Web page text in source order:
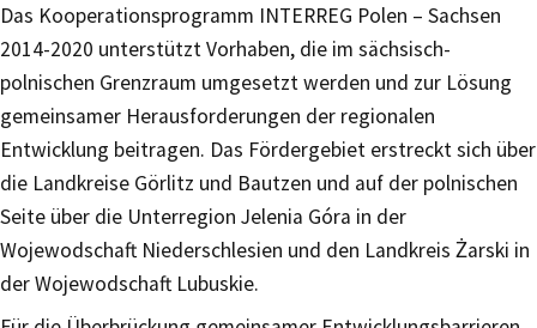
Das Kooperationsprogramm INTERREG Polen – Sachsen
2014-2020 unterstützt Vorhaben, die im sächsisch-
polnischen Grenzraum umgesetzt werden und zur Lösung
gemeinsamer Herausforderungen der regionalen
Entwicklung beitragen. Das Fördergebiet erstreckt sich über
die Landkreise Görlitz und Bautzen und auf der polnischen
Seite über die Unterregion Jelenia Góra in der
Wojewodschaft Niederschlesien und den Landkreis Żarski in
der Wojewodschaft Lubuskie.